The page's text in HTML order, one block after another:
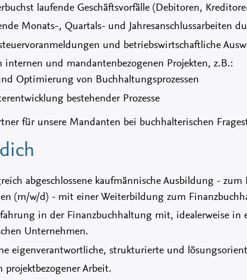
laufende Geschäftsvorfälle (Debitoren,
Monats-, Quartals- und Jahresanschlussarbeiten
und betriebswirtschaftliche
und mandantenbezogenen Projekten, z.B.:
Optimierung von Buchhaltungsprozessen
bestehender Prozesse
für unsere Mandanten bei buchhalterischen
abgeschlossene kaufmännische Ausbildung - zum
(m/w/d) - mit einer Weiterbildung zum
in der Finanzbuchhaltung mit, idealerweise in
Unternehmen.
eigenverantwortliche, strukturierte und
projektbezogener Arbeit.